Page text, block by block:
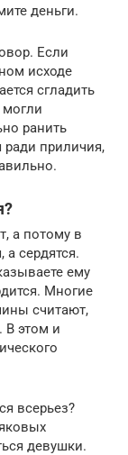
деньги.
Если
исходе
сгладить
ранить
приличия,
а потому в
сердятся.
ему
Многие
считают,
В этом и
всерьез?
девушки.